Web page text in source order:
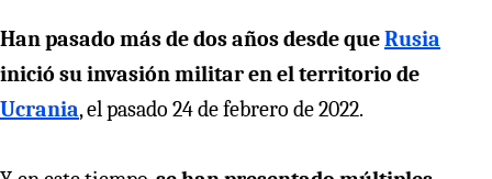
Han pasado más de dos años desde queRusia
inició su invasión militar en el territorio de
Ucrania, el pasado 24 de febrero de 2022.